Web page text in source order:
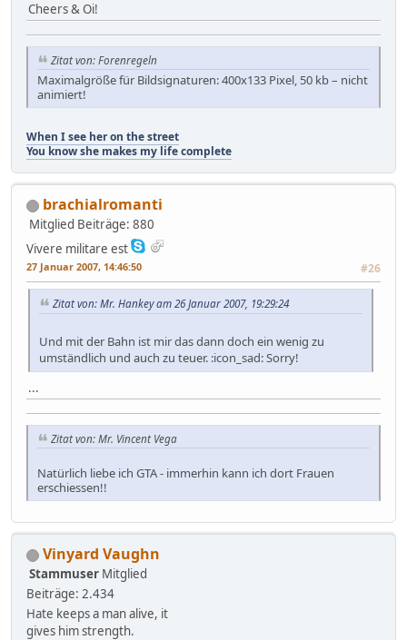
Cheers & Oi!
Zitat von: Forenregeln
Maximalgröße für Bildsignaturen: 400x133 Pixel, 50 kb – nicht
animiert!
When I see her on the street
You know she makes my life complete
brachialromanti
Mitglied Beiträge: 880
Vivere militare est
27 Januar 2007, 14:46:50 #26
Zitat von: Mr. Hankey am 26 Januar 2007, 19:29:24
Und mit der Bahn ist mir das dann doch ein wenig zu
umständlich und auch zu teuer. :icon_sad: Sorry!
...
Zitat von: Mr. Vincent Vega
Natürlich liebe ich GTA - immerhin kann ich dort Frauen
erschiessen!!
Vinyard Vaughn
Stammuser Mitglied
Beiträge: 2.434
Hate keeps a man alive, it
gives him strength.